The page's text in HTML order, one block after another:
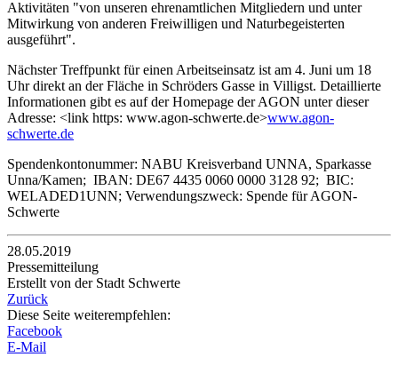
Aktivitäten "von unseren ehrenamtlichen Mitgliedern und unter
Mitwirkung von anderen Freiwilligen und Naturbegeisterten
ausgeführt".
Nächster Treffpunkt für einen Arbeitseinsatz ist am 4. Juni um 18
Uhr direkt an der Fläche in Schröders Gasse in Villigst. Detaillierte
Informationen gibt es auf der Homepage der AGON unter dieser
Adresse: <link https: www.agon-schwerte.de>www.agon-
schwerte.de
Spendenkontonummer: NABU Kreisverband UNNA, Sparkasse
Unna/Kamen; IBAN: DE67 4435 0060 0000 3128 92; BIC:
WELADED1UNN; Verwendungszweck: Spende für AGON-
Schwerte
28.05.2019
Pressemitteilung
Erstellt von der Stadt Schwerte
Zurück
Diese Seite weiterempfehlen:
Facebook
E-Mail